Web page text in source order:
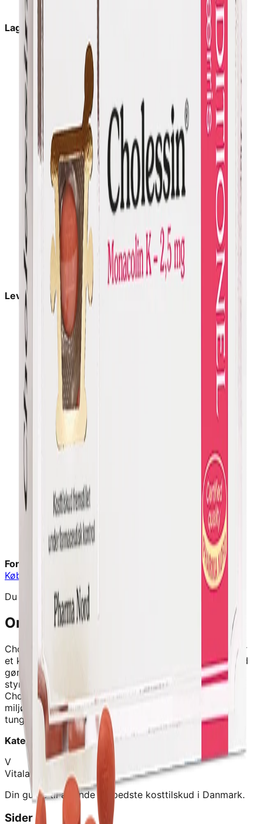
Lagerstatus: in_stock
Leveringstid: 2-6 dage
Forhandler:
Køb hos
Du vil blive videresendt til forhandlerens hjemmeside
Om dette produkt
Cholessin Rød Gørris - 120 Tabletter - Pharma Nord er
et kvalitetskosttilskud fra
Cholessin Rød
gørris bestør af tabletter, der hver indeholder 83,3 mg
styrkekontrolleret rød gørris-pulver. Alle partier af
Cholessin Rød gørris kontrolleres for svampe- og
miljøgifte som citrinin, aflatoxin, dioxiner og
tungmetaller. Indhold: 120 Tablet
Kategori:
Kosttilskud
V
Vitalance
Din guide til at finde de bedste kosttilskud i Danmark.
Sider